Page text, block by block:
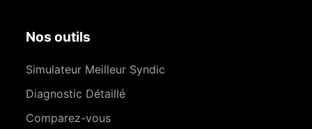
Nos outils
Simulateur Meilleur Syndic
Diagnostic Détaillé
Comparez-vous